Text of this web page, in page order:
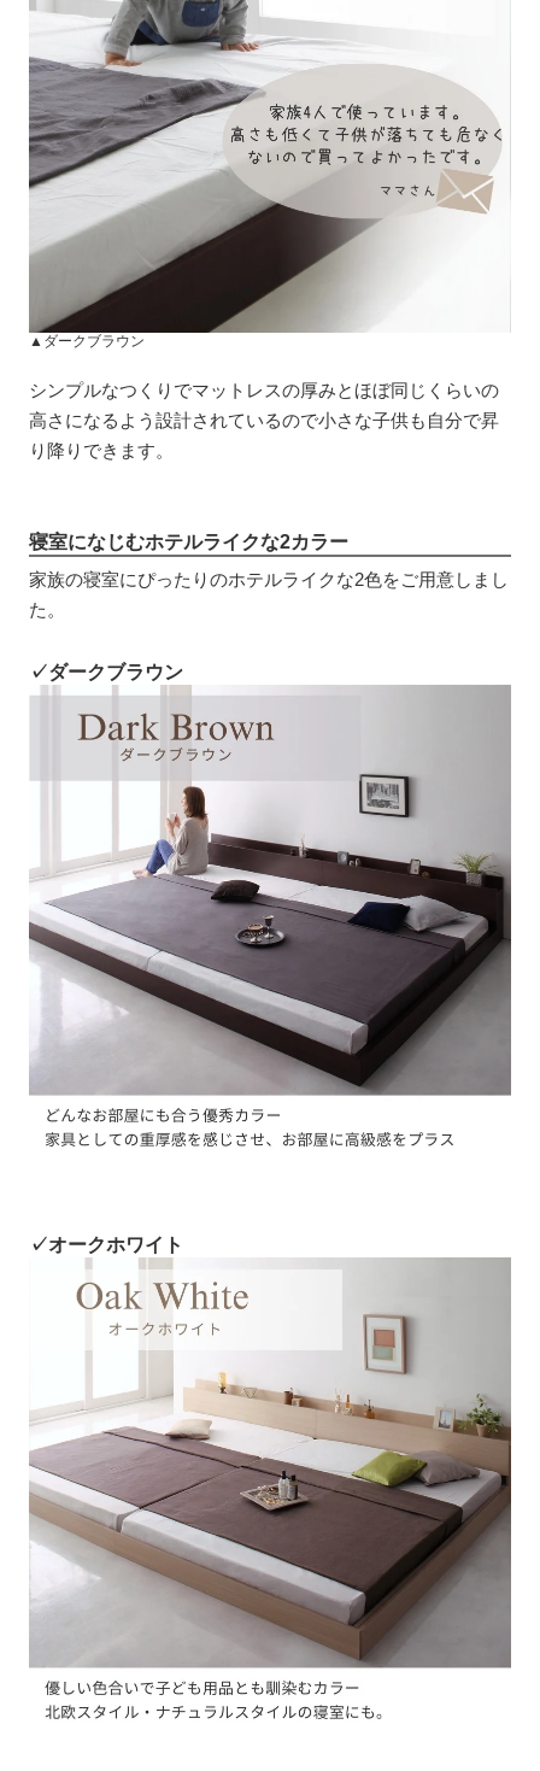
▲ダークブラウン
シンプルなつくりでマットレスの厚みとほぼ同じくらいの
高さになるよう設計されているので小さな子供も自分で昇
り降りできます。
寝室になじむホテルライクな2カラー
家族の寝室にぴったりのホテルライクな2色をご用意しまし
た。
✓ダークブラウン
✓オークホワイト